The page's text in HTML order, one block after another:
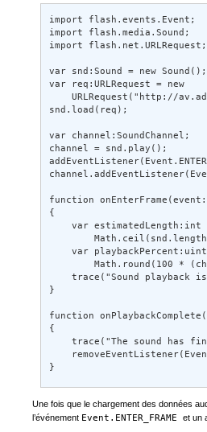
import flash.events.Event;
import flash.media.Sound;
import flash.net.URLRequest;
var snd:Sound = new Sound();
var req:URLRequest = new
URLRequest("http://
snd.load(req);
var channel:SoundChannel;
channel = snd.play();
function
{
var
var
Math.round(100 *
trace("Sound playback
}
function
{
trace("The sound has
}
Une fois que le chargement des données
l’événement Event.ENTER_FRAME et un